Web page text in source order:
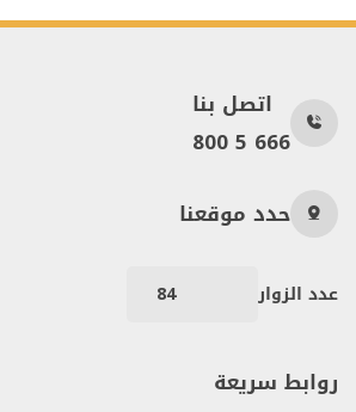
اتصل بنا
800 5 666
حدد موقعنا
عدد الزوار 84
روابط سريعة